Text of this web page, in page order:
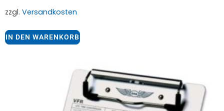
zzgl. Versandkosten
IN DEN WARENKORB